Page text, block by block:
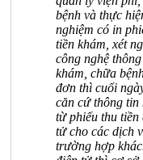
bệnh và thực
nghiệm có in
tiền khám, xét
công nghệ
khám, chữa
đơn thì cuối
căn cứ thông tin
từ phiếu thu
tử cho các dịch
trường hợp